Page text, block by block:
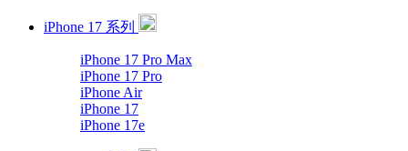
iPhone 17 系列
iPhone 17 Pro Max
iPhone 17 Pro
iPhone Air
iPhone 17
iPhone 17e